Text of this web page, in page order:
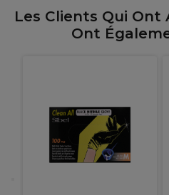
Les Clients Qui Ont
Ont